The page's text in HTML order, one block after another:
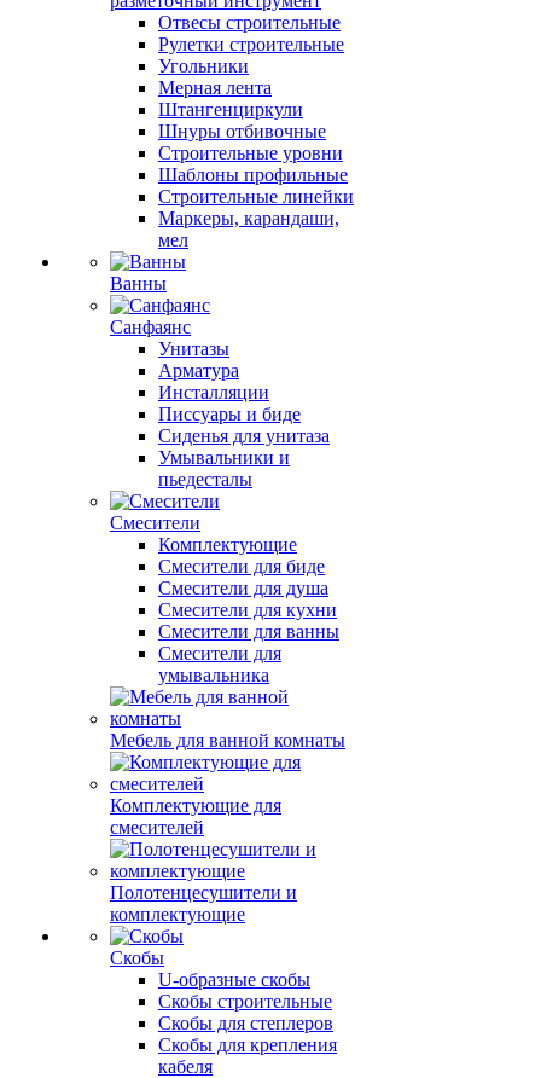
Отвесы строительные
Рулетки строительные
Угольники
Мерная лента
Штангенциркули
Шнуры отбивочные
Строительные уровни
Шаблоны профильные
Строительные линейки
Маркеры, карандаши,
мел
Ванны
Санфаянс
Унитазы
Арматура
Инсталляции
Писсуары и биде
Сиденья для унитаза
Умывальники и
пьедесталы
Смесители
Комплектующие
Смесители для биде
Смесители для душа
Смесители для кухни
Смесители для ванны
Смесители для
умывальника
Мебель для ванной комнаты
Комплектующие для
смесителей
Полотенцесушители и
комплектующие
Скобы
U-образные скобы
Скобы строительные
Скобы для степлеров
Скобы для крепления
кабеля